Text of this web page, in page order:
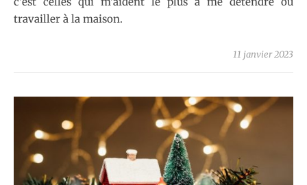
travailler à la maison.
11 janvier 2023